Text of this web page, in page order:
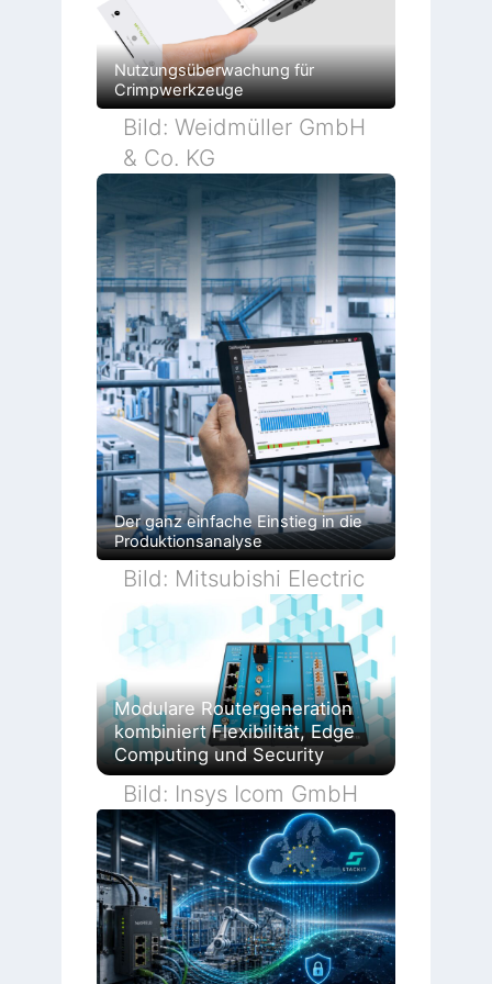
Nutzungsüberwachung für
Crimpwerkzeuge
Bild: Weidmüller GmbH
& Co. KG
Der ganz einfache Einstieg in die
Produktionsanalyse
Bild: Mitsubishi Electric
Modulare Routergeneration
kombiniert Flexibilität, Edge
Computing und Security
Bild: Insys Icom GmbH